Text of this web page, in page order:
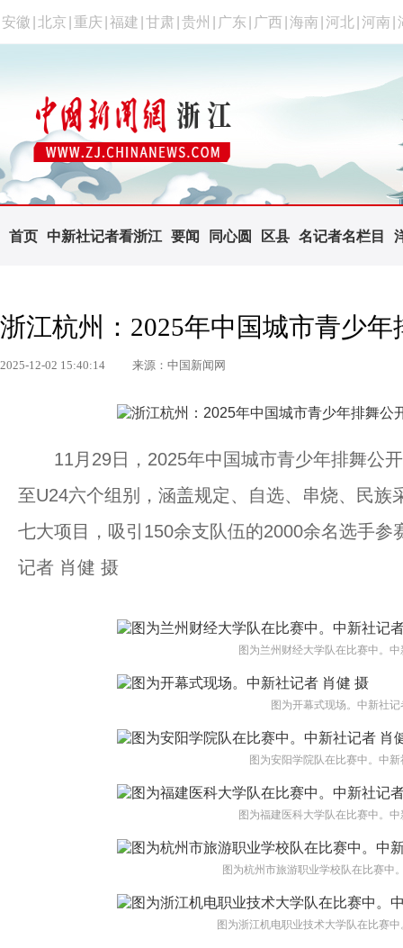
安徽 北京 重庆 福建 甘肃 贵州 广东 广西 海南 河北 河南
首页 中新社记者看浙江 要闻 同心圆 区县 名记者名栏目
浙江杭州：2025年中国城市青少
2025-12-02 15:40:14 来源：中国新闻网
11月29日，2025年中国城市青少年排舞公开
至U24六个组别，涵盖规定、自选、串烧、民
七大项目，吸引150余支队伍的2000余名选手
记者 肖健 摄
图为兰州财经大学队在比赛中。
图为开幕式现场。中新社
图为安阳学院队在比赛中。中
图为福建医科大学队在比赛中。
图为杭州市旅游职业学校队在比赛中
图为浙江机电职业技术大学队在比赛